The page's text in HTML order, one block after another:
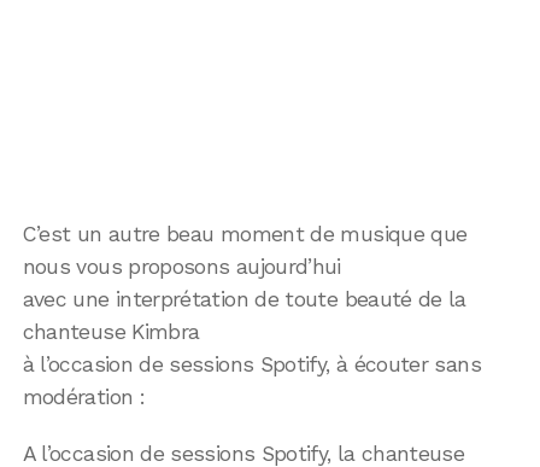
C’est un autre beau moment de musique que
nous vous proposons aujourd’hui
avec une interprétation de toute beauté de la
chanteuse Kimbra
à l’occasion de sessions Spotify, à écouter sans
modération :
A l’occasion de sessions Spotify, la chanteuse